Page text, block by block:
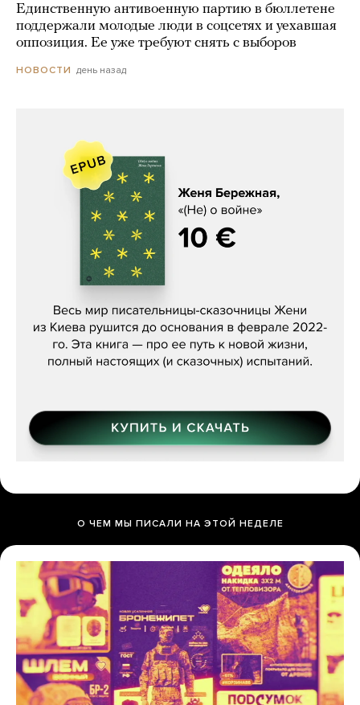
Единственную антивоенную партию в бюллетене
поддержали молодые люди в соцсетях и уехавшая
оппозиция. Ее уже требуют снять с выборов
НОВОСТИ день назад
Женя Бережная, «(Не) о войне»
О ЧЕМ МЫ ПИСАЛИ НА ЭТОЙ НЕДЕЛЕ